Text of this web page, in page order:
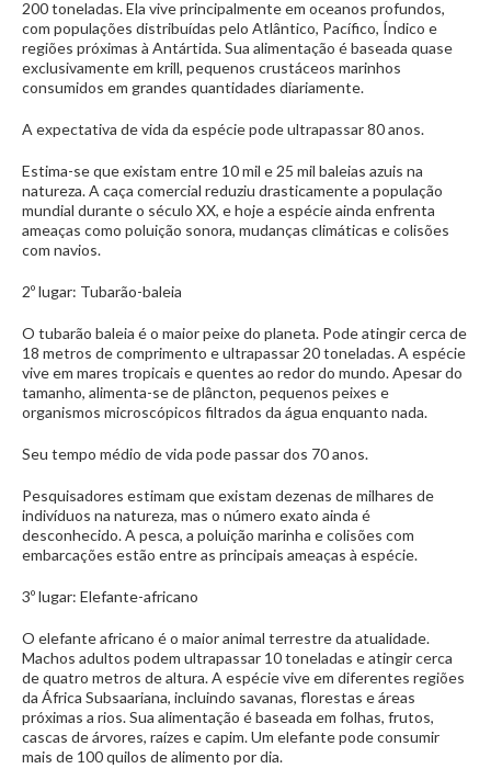
200 toneladas. Ela vive principalmente em oceanos profundos,
com populações distribuídas pelo Atlântico, Pacífico, Índico e
regiões próximas à Antártida. Sua alimentação é baseada quase
exclusivamente em krill, pequenos crustáceos marinhos
consumidos em grandes quantidades diariamente.
A expectativa de vida da espécie pode ultrapassar 80 anos.
Estima-se que existam entre 10 mil e 25 mil baleias azuis na
natureza. A caça comercial reduziu drasticamente a população
mundial durante o século XX, e hoje a espécie ainda enfrenta
ameaças como poluição sonora, mudanças climáticas e colisões
com navios.
2º lugar: Tubarão-baleia
O tubarão baleia é o maior peixe do planeta. Pode atingir cerca de
18 metros de comprimento e ultrapassar 20 toneladas. A espécie
vive em mares tropicais e quentes ao redor do mundo. Apesar do
tamanho, alimenta-se de plâncton, pequenos peixes e
organismos microscópicos filtrados da água enquanto nada.
Seu tempo médio de vida pode passar dos 70 anos.
Pesquisadores estimam que existam dezenas de milhares de
indivíduos na natureza, mas o número exato ainda é
desconhecido. A pesca, a poluição marinha e colisões com
embarcações estão entre as principais ameaças à espécie.
3º lugar: Elefante-africano
O elefante africano é o maior animal terrestre da atualidade.
Machos adultos podem ultrapassar 10 toneladas e atingir cerca
de quatro metros de altura. A espécie vive em diferentes regiões
da África Subsaariana, incluindo savanas, florestas e áreas
próximas a rios. Sua alimentação é baseada em folhas, frutos,
cascas de árvores, raízes e capim. Um elefante pode consumir
mais de 100 quilos de alimento por dia.